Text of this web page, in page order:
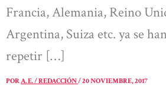
Francia, Alemania, Reino
Argentina, Suiza etc. ya se
repetir […]
PORA. E. / REDACCIÓN/20 NOVIEMBRE, 2017